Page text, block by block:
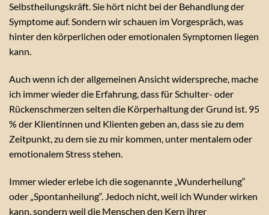
Selbstheilungskräft. Sie hört nicht bei der Behandlung der
Symptome auf. Sondern wir schauen im Vorgespräch, was
hinter den körperlichen oder emotionalen Symptomen liegen
kann.
Auch wenn ich der allgemeinen Ansicht widerspreche, mache
ich immer wieder die Erfahrung, dass für Schulter- oder
Rückenschmerzen selten die Körperhaltung der Grund ist. 95
% der Klientinnen und Klienten geben an, dass sie zu dem
Zeitpunkt, zu dem sie zu mir kommen, unter mentalem oder
emotionalem Stress stehen.
Immer wieder erlebe ich die sogenannte „Wunderheilung“
oder „Spontanheilung“. Jedoch nicht, weil ich Wunder wirken
kann, sondern weil die Menschen den Kern ihrer